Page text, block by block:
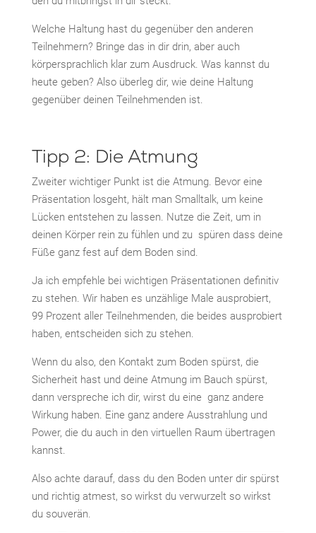
Welche Haltung hast du gegenüber den anderen
Teilnehmern? Bringe das in dir drin, aber auch
körpersprachlich klar zum Ausdruck. Was kannst du
heute geben? Also überleg dir, wie deine Haltung
gegenüber deinen Teilnehmenden ist.
Tipp 2: Die Atmung
Zweiter wichtiger Punkt ist die Atmung. Bevor eine
Präsentation losgeht, hält man Smalltalk, um keine
Lücken entstehen zu lassen. Nutze die Zeit, um in
deinen Körper rein zu fühlen und zu spüren dass deine
Füße ganz fest auf dem Boden sind.
Ja ich empfehle bei wichtigen Präsentationen definitiv
zu stehen. Wir haben es unzählige Male ausprobiert,
99 Prozent aller Teilnehmenden, die beides ausprobiert
haben, entscheiden sich zu stehen.
Wenn du also, den Kontakt zum Boden spürst, die
Sicherheit hast und deine Atmung im Bauch spürst,
dann verspreche ich dir, wirst du eine ganz andere
Wirkung haben. Eine ganz andere Ausstrahlung und
Power, die du auch in den virtuellen Raum übertragen
kannst.
Also achte darauf, dass du den Boden unter dir spürst
und richtig atmest, so wirkst du verwurzelt so wirkst
du souverän.